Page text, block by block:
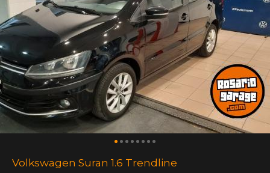
Volkswagen Suran 1.6 Trendline